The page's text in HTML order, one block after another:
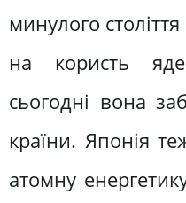
минулого
на користь
сьогодні вона
країни. Японія
атомну